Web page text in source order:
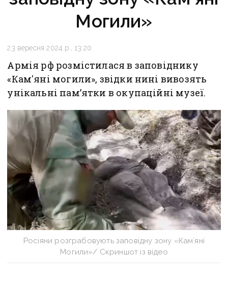
Могили»
23 вересня 2024 р., 13:20
Армія рф розмістилася в заповіднику
«Кам'яні могили», звідки нині вивозять
унікальні памʼятки в окупаційні музеї.
Росіяни розграбовують заповідну зону «Камʼяні
Могили»/ Скриншот із відео